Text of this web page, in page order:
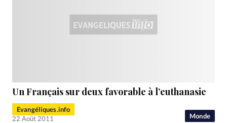
Monde
Un Français sur deux favorable à l’euthanasie
Evangéliques.info
22 Août 2011